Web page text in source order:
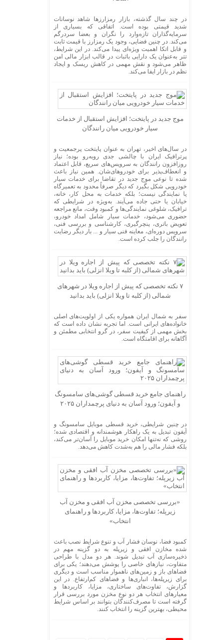
در چند سال گذشته، بازار رمزارزها شاهد نوسانات
شدید قیمتی بوده است. اتفاقی که بسیاری از
سرمایه‌گذاران تازه‌وارد را نگران و بعضا سردرگم
می‌کند. در چنین فضایی، وجود یک رمزارز با قیمت ثابت
و قابل اتکا اهمیت ویژه‌ای پیدا می‌کند. در این شرایط،
تتر به‌عنوان یک دارایی باثبات در قالب ابزار مالی امن
ظاهر می‌شود و نقش مهمی در کاهش ریسک و ایجاد
نظم در بازار ایفا می‌کند.
موج جدید در پایتخت؛ افزایش استقبال از خدمات
سیار خودرویی میان رانندگان
در سال‌های اخیر، تهران به ‌عنوان پایتخت پرجمعیت و
پرترافیک ایران با چالشی جدی روبه‌رو بوده؛ نیاز
روزافزون رانندگان به سرویس‌های سریع، قابل اعتماد
و انعطاف‌پذیر برای خودروهای‌شان. همین نیاز باعث
شده تا نوعی موج جدید در تقاضا برای خدمات سیار
خودرویی شکل بگیرد که دیگر صرفاً محدود به تعمیرگاه
یا نمایندگی نیست؛ بلکه خدمات به محل کار، خانه،
خیابان یا حتی جاده می‌آیند. به‌ویژه در شرایطی که
ترافیک، شلوغی نمایندگی‌ها و کمبود وقت، مانع مراجعه
حضوری می‌شود، خدمات سیار شامل امداد خودرو،
تعویض باتری، پنچرگیری، کارشناسی و بررسی فنی،
سرویس دوره‌ای، معاینه فنی سیار و ... بار دیگر رضایت
رانندگان را جلب کرده است.
۷ نکته تخصصی که پیش از اجاره ویلا در شهرهای
شمالی (از کلبه تا ویلا انزلی) باید بدانید
سفر به شمال ایران همواره یکی از اولویت‌های اصلی
خانواده‌های ایرانی است. اما تجربه نشان داده است که
بخش مهمی از کیفیت سفر، در گرو انتخابی مطمئن و
آگاهانه برای اقامتگاه است.
راهنمای جامع خرید قسطی گوشی‌های سامسونگ
و آیفون؛ ورود آسان به دنیای پرچمداران ۲۰۲۵
در چنین شرایطی، خرید قسطی موبایل سامسونگ و
آیفون تبدیل به یک راهکار هوشمندانه و اقتصادی شده؛
روشی که نه‌تنها امکان خرید موبایل را آسان‌تر می‌کند،
بلکه فشار مالی را هم به‌شدت کاهش می‌دهد.
«بررسی تخصصی مخزن آب افقی و مخزن آب
زیرپله؛ تفاوت‌ها، مزایا، کاربردها و راهنمای
انتخاب»
کمبود فضا، نوسان فشار آب و تنوع شرایط نصب باعث
شده مخازن افقی و زیرپله به دو گزینه مهم در
ذخیره‌سازی آب تبدیل شوند. هر دو مدل با طراحی
متفاوت، نیازهای خاصی را پوشش می‌دهند؛ یکی برای
فضاهای باز و زمین‌های ناهموار مناسب است و دیگری
برای زیرپله‌ها، انباری‌ها و فضاهای کم‌ارتفاع. در این
گزارش، تفاوت‌های ساختاری، مزایا، کاربردها و
معیارهای انتخاب هر دو نوع مخزن مورد بررسی قرار
گرفته است تا مصرف‌کنندگان بتوانند بر اساس شرایط
محیطی، بهترین گزینه را انتخاب کنند.